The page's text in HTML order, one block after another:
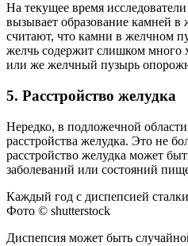
На текущее время
вызывает образование камней
считают, что камни в желчном
желчь содержит слишком много
или же желчный пузырь
5. Расстройство желудка
Нередко, в подложечной
расстройства желудка. Это не
расстройство желудка может
заболеваний или состояний
Каждый год с диспепсией
Фото © shutterstock
Диспепсия может быть